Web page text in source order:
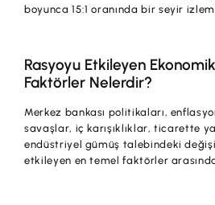
boyunca 15:1 oranında bir seyir
Rasyoyu Etkileyen
Faktörler Nelerdir?
Merkez bankası politikaları,
savaşlar, iç karışıklıklar, ticarette
endüstriyel gümüş talebindeki
etkileyen en temel faktörler